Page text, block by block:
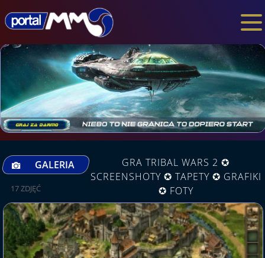
GALERIA
GRA TRIBAL WARS 2 ✪
SCREENSHOTY ✪ TAPETY ✪ GRAFIKI
✪ FOTY
17 ZDJĘĆ